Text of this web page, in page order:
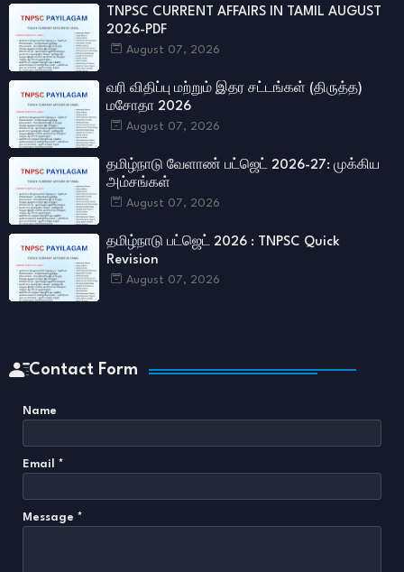
TNPSC CURRENT AFFAIRS IN TAMIL AUGUST
2026-PDF
August 07, 2026
வரி விதிப்பு மற்றும் இதர சட்​டங்​கள் (திருத்த)
மசோதா 2026
August 07, 2026
தமிழ்நாடு வேளாண் பட்ஜெட் 2026-27: முக்கிய
அம்சங்கள்
August 07, 2026
தமிழ்நாடு பட்ஜெட் 2026 : TNPSC Quick
Revision
August 07, 2026
Contact Form
Name
Email *
Message *